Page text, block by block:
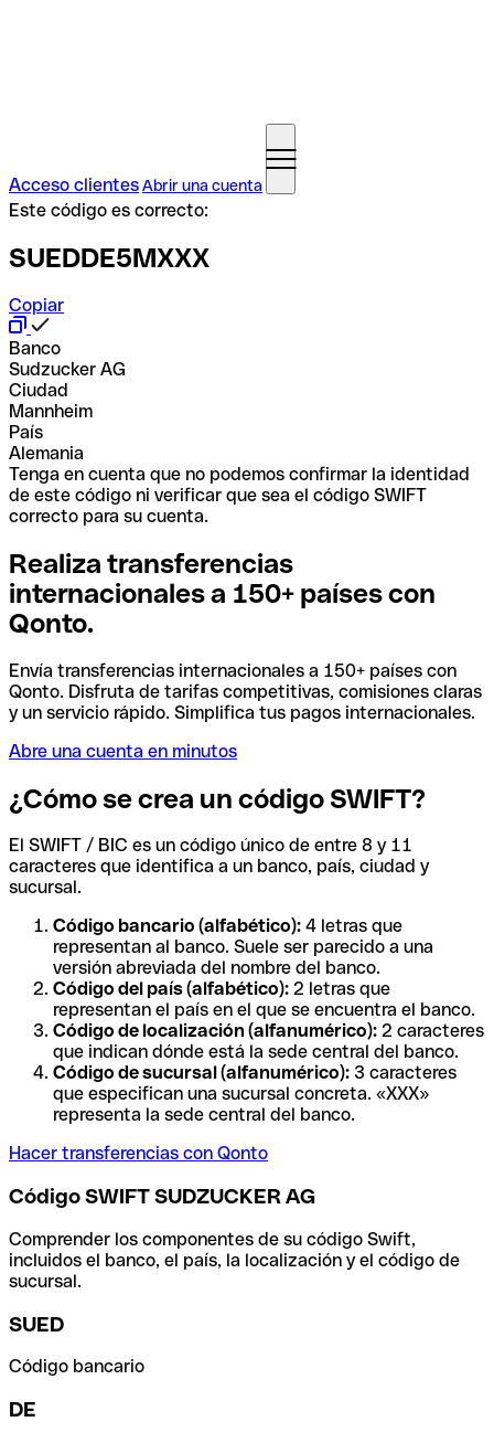
Acceso clientesAbrir una cuenta
Este código es correcto:
SUEDDE5MXXX
Copiar
Banco
Sudzucker AG
Ciudad
Mannheim
País
Alemania
Tenga en cuenta que no podemos confirmar la identidad
de este código ni verificar que sea el código SWIFT
correcto para su cuenta.
Realiza transferencias
internacionales a 150+ países con
Qonto.
Envía transferencias internacionales a 150+ países con
Qonto. Disfruta de tarifas competitivas, comisiones claras
y un servicio rápido. Simplifica tus pagos internacionales.
Abre una cuenta en minutos
¿Cómo se crea un código SWIFT?
El SWIFT / BIC es un código único de entre 8 y 11
caracteres que identifica a un banco, país, ciudad y
sucursal.
Código bancario (alfabético): 4 letras que
representan al banco. Suele ser parecido a una
versión abreviada del nombre del banco.
Código del país (alfabético): 2 letras que
representan el país en el que se encuentra el banco.
Código de localización (alfanumérico): 2 caracteres
que indican dónde está la sede central del banco.
Código de sucursal (alfanumérico): 3 caracteres
que especifican una sucursal concreta. «XXX»
representa la sede central del banco.
Hacer transferencias con Qonto
Código SWIFT SUDZUCKER AG
Comprender los componentes de su código Swift,
incluidos el banco, el país, la localización y el código de
sucursal.
SUED
Código bancario
DE